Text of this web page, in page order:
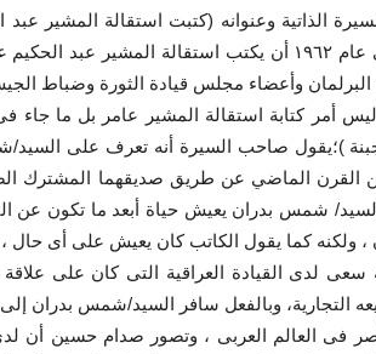
رقم ١٧ من السيرة الذاتية وعنوانه (كتبت استقالة
محمد أبو نار طلب منه فى عام ١٩٦٢ أن يكتب استقالة
وأعضاء مجلس قيادة الثورة وضباط
)؛يقول صاحب السيرة أنه تعرف على السيد/
القرن الماضي عن طريق صديقهما المشترك
شمس بدران يعيش حياة أبعد ما تكون عن
ولكنه كما يقول الكاتب كان يعيش على أى حال
لدى القيادة العراقية التى كان على
التجارية، وبالفعل سافر السيد/شمس بدران
فى العالم العربى ، وتصور صدام حسين